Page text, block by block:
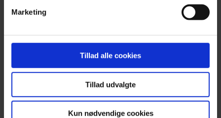
Marketing
Tillad alle cookies
Tillad udvalgte
Kun nødvendige cookies
Contact & FAQ
#Earlybirddk